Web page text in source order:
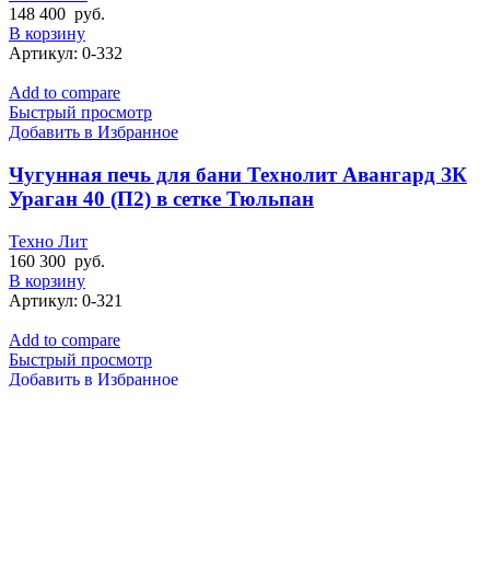
148 400 руб.
В корзину
Артикул: 0-332
Add to compare
Быстрый просмотр
Добавить в Избранное
Чугунная печь для бани Технолит Авангард ЗК
Ураган 40 (П2) в сетке Тюльпан
Техно Лит
160 300 руб.
В корзину
Артикул: 0-321
Add to compare
Быстрый просмотр
Добавить в Избранное